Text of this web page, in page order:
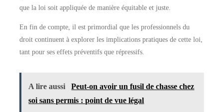
que la loi soit appliquée de manière équitable et juste.
En fin de compte, il est primordial que les professionnels du
droit continuent à explorer les implications pratiques de cette loi,
tant pour ses effets préventifs que répressifs.
A lire aussi
Peut-on avoir un fusil de chasse chez
soi sans permis : point de vue légal